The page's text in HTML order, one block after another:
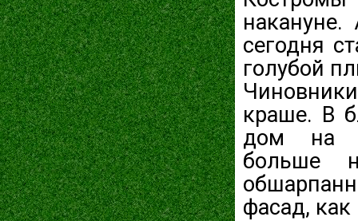
сегодня
голубой
краше. В
дом на
больше
фасад,